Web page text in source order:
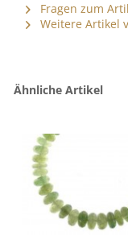
Fragen zum
Weitere Artikel
Ähnliche Artikel